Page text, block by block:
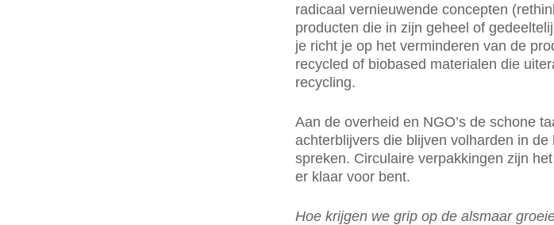
radicaal vernieuwende concepten
producten die in zijn geheel of
je richt je op het verminderen van de
recycled of biobased materialen die
recycling.
Aan de overheid en NGO’s de schone
achterblijvers die blijven volharden in
spreken. Circulaire verpakkingen zijn
er klaar voor bent.
Hoe krijgen we grip op de alsmaar